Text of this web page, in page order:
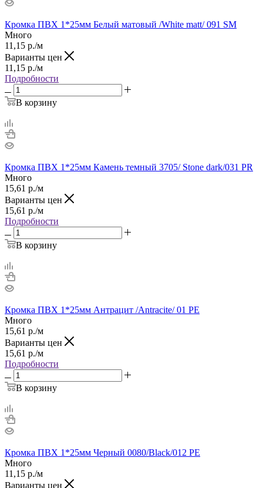
Кромка ПВХ 1*25мм Белый матовый /White matt/ 091 SM
Много
11,15 р./м
Варианты цен
11,15 р./м
Подробности
В корзину
Кромка ПВХ 1*25мм Камень темный 3705/ Stone dark/031 PR
Много
15,61 р./м
Варианты цен
15,61 р./м
Подробности
В корзину
Кромка ПВХ 1*25мм Антрацит /Antracite/ 01 PE
Много
15,61 р./м
Варианты цен
15,61 р./м
Подробности
В корзину
Кромка ПВХ 1*25мм Черный 0080/Black/012 РЕ
Много
11,15 р./м
Варианты цен